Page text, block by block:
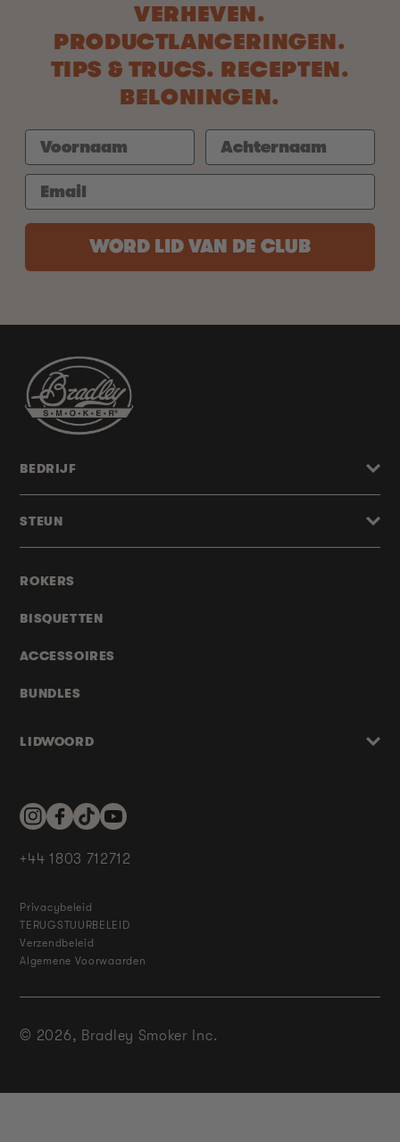
VERHEVEN.
PRODUCTLANCERINGEN.
TIPS & TRUCS. RECEPTEN.
BELONINGEN.
WORD LID VAN DE CLUB
ROKERS
BISQUETTEN
ACCESSOIRES
BUNDLES
LIDWOORD
BEDRIJF
STEUN
InstagramFacebookTikTokYouTube
+44 1803 712712
Privacybeleid
TERUGSTUURBELEID
Verzendbeleid
Algemene Voorwaarden
© 2026, Bradley Smoker Inc.